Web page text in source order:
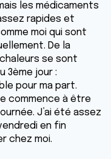
les médicaments
rapides et
moi qui sont
De la
se sont
3ème jour :
pour ma part.
commence à être
J’ai été assez
en fin
chez moi.